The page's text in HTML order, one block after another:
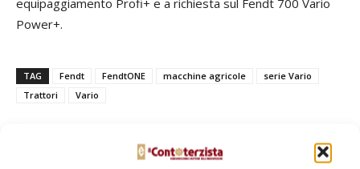
Power+.
TAG Fendt FendtONE macchine agricole
serie Vario
Trattori
Vario